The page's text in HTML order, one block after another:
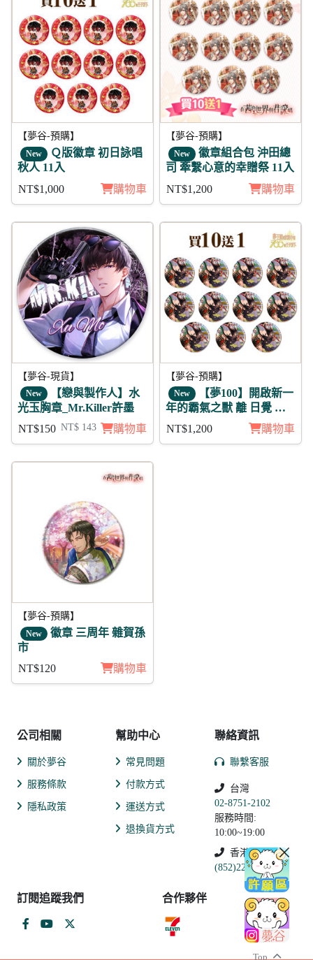
Top
【夢谷-預購】
New Ｑ版徽章 初日詠唱
秋人 11入
NT$1,000
購物車
【夢谷-預購】
New 徽章組合包 沖田總
司 牽繫心意的幸贈祭 11入
NT$1,200
購物車
【夢谷-現貨】
New 【戀與製作人】水
光玉胸章_Mr.Killer許墨
NT$150 NT$ 143 購物車
【夢谷-預購】
New 【夢100】開啟新一
年的霸氣之獸 離 日覺 徽
NT$1,200 購物車
【夢谷-預購】
New 徽章 三周年 雜賀孫
市
NT$120
購物車
公司相關
關於夢谷
服務條款
隱私政策
幫助中心
常見問題
付款方式
運送方式
退換貨方式
聯絡資訊
聯繫客服
台灣
02-8751-2102
服務時間:
10:00~19:00
香港
(852)2250-9311
訂閱追蹤我們 合作夥伴